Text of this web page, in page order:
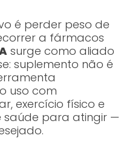
é perder peso de
a fármacos
surge como aliado
suplemento não é
uso com
exercício físico e
para atingir —